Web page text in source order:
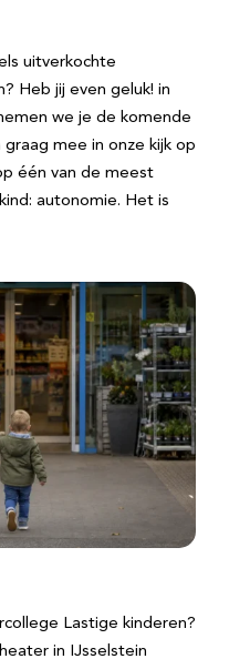
uitverkochte
Heb jij even geluk! in
we je de komende
mee in onze kijk op
één van de meest
autonomie. Het is
Lastige kinderen?
in IJsselstein